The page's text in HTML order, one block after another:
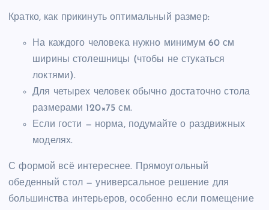
Кратко, как прикинуть оптимальный размер:
На каждого человека нужно минимум 60 см
ширины столешницы (чтобы не стукаться
локтями).
Для четырех человек обычно достаточно стола
размерами 120×75 см.
Если гости — норма, подумайте о раздвижных
моделях.
С формой всё интереснее. Прямоугольный
обеденный стол — универсальное решение для
большинства интерьеров, особенно если помещение